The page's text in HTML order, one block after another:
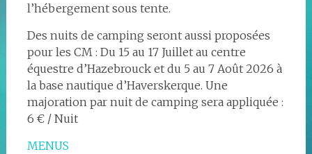
l’hébergement sous tente.
Des nuits de camping seront aussi proposées
pour les CM : Du 15 au 17 Juillet au centre
équestre d’Hazebrouck et du 5 au 7 Août 2026 à
la base nautique d’Haverskerque. Une
majoration par nuit de camping sera appliquée :
6 € / Nuit
MENUS